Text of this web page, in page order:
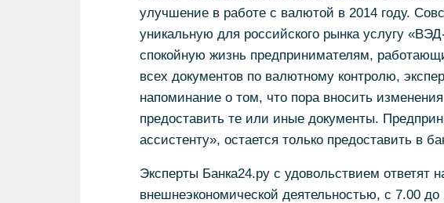
улучшение в работе с валютой в 2014 году.
уникальную для российского рынка услугу
спокойную жизнь предпринимателям,
всех документов по валютному контролю,
напоминание о том, что пора вносить
предоставить те или иные документы.
ассистенту», остается только предоставить в
Эксперты Банка24.ру с удовольствием ответят
внешнеэкономической деятельностью, с 7.00